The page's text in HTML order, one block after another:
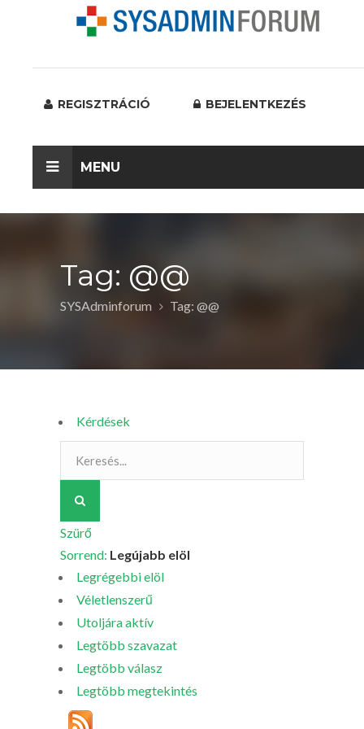
REGISZTRÁCIÓ BEJELENTKEZÉS
MENU
Tag: @@
SYSAdminforum Tag: @@
Kérdések
Szürő
Sorrend: Legújabb elöl
Legrégebbi elöl
Véletlenszerű
Utoljára aktív
Legtöbb szavazat
Legtöbb válasz
Legtöbb megtekintés